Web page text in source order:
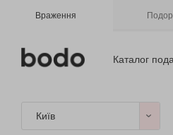
Враження
Каталог
Київ